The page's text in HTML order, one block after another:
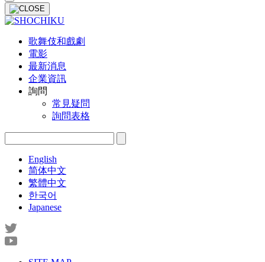
歌舞伎和戲劇
電影
最新消息
企業資訊
詢問
常見疑問
詢問表格
English
简体中文
繁體中文
한국어
Japanese